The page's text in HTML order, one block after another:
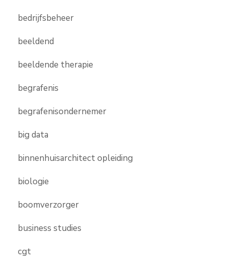
bedrijfsbeheer
beeldend
beeldende therapie
begrafenis
begrafenisondernemer
big data
binnenhuisarchitect opleiding
biologie
boomverzorger
business studies
cgt